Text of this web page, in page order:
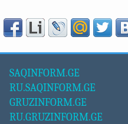
SAQINFORM.GE
RU.SAQINFORM.GE
GRUZINFORM.GE
RU.GRUZINFORM.GE